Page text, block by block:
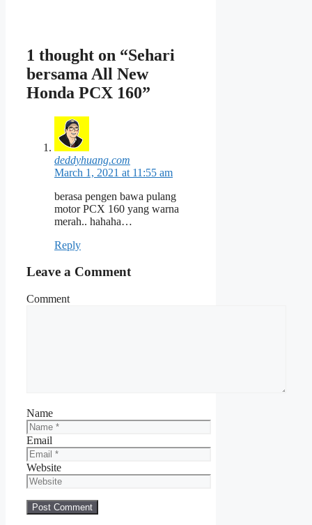
1 thought on “Sehari
bersama All New
Honda PCX 160”
deddyhuang.com
March 1, 2021 at 11:55 am
berasa pengen bawa pulang
motor PCX 160 yang warna
merah.. hahaha…
Reply
Leave a Comment
Comment
Name
Email
Website